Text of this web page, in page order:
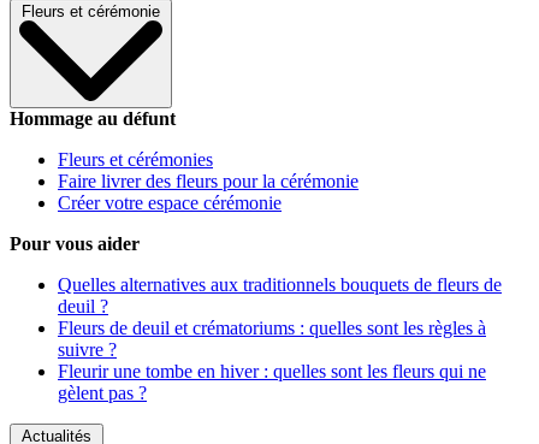
Fleurs et cérémonie
Hommage au défunt
Fleurs et cérémonies
Faire livrer des fleurs pour la cérémonie
Créer votre espace cérémonie
Pour vous aider
Quelles alternatives aux traditionnels bouquets de fleurs de
deuil ?
Fleurs de deuil et crématoriums : quelles sont les règles à
suivre ?
Fleurir une tombe en hiver : quelles sont les fleurs qui ne
gèlent pas ?
Actualités